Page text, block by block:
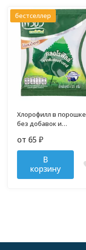
бестселлер
Хлорофилл в порошке
без добавок и
от 65 ₽
В
корзину